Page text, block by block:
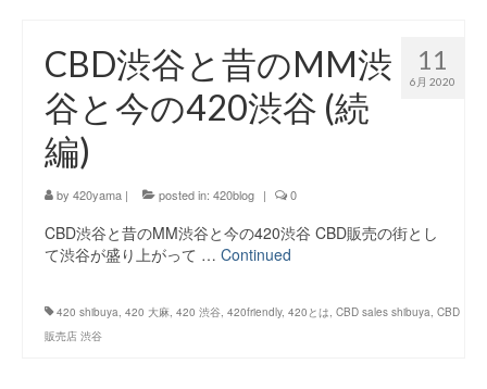
11
6月 2020
CBD渋谷と昔のMM渋
谷と今の420渋谷 (続
編)
by 420yama | posted in: 420blog | 0
CBD渋谷と昔のMM渋谷と今の420渋谷 CBD販売の街とし
て渋谷が盛り上がって … Continued
420 shibuya, 420 大麻, 420 渋谷, 420friendly, 420とは, CBD sales shibuya, CBD
販売店 渋谷